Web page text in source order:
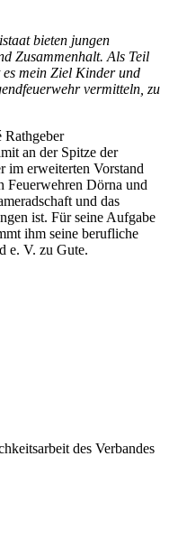
bieten jungen
Zusammenhalt. Als Teil
mein Ziel Kinder und
vermitteln, zu
Rathgeber
an der Spitze der
im erweiterten Vorstand
Dörna und
und das
ist. Für seine Aufgabe
ihm seine berufliche
e. V. zu Gute.
des Verbandes